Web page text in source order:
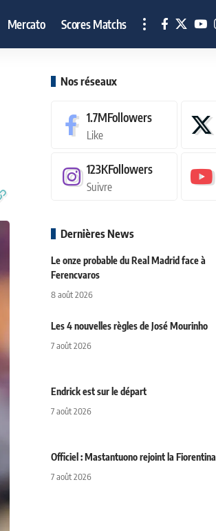
Mercato Scores Matchs
Nos réseaux
1.7MFollowers
Like
123KFollowers
Suivre
Dernières News
Le onze probable du Real Madrid face à
Ferencvaros
8 août 2026
Les 4 nouvelles règles de José Mourinho
7 août 2026
Endrick est sur le départ
7 août 2026
Officiel : Mastantuono rejoint la Fiorentina
7 août 2026